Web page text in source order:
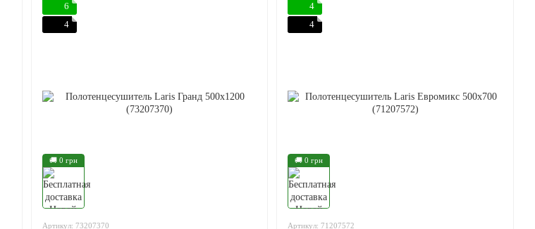
🚚 0 грн
6
4
Артикул: 73207370
🚚 0 грн
4
4
Артикул: 71207572